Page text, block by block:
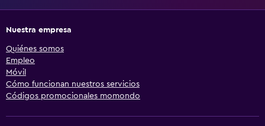
Nuestra empresa
Quiénes somos
Empleo
Móvil
Cómo funcionan nuestros servicios
Códigos promocionales momondo